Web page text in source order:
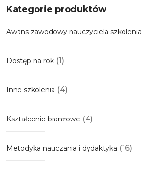
wybrać
Kategorie produktów
Awans zawodowy nauczyciela
Dostęp na rok (1)
Inne szkolenia (4)
Kształcenie branżowe (4)
Metodyka nauczania i dydaktyka (16)